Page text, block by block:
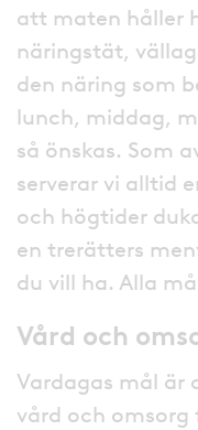
att maten håller
näringstät,
den näring som
lunch, middag,
så önskas. Som
serverar vi alltid
och högtider
en trerätters
du vill ha. Alla
Vård och
Vardagas mål är
vård och omsorg